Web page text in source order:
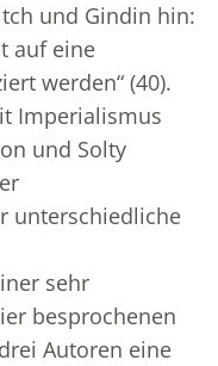
und Gindin hin:
auf eine
werden“ (40).
Imperialismus
und Solty
unterschiedliche
sehr
besprochenen
Autoren eine